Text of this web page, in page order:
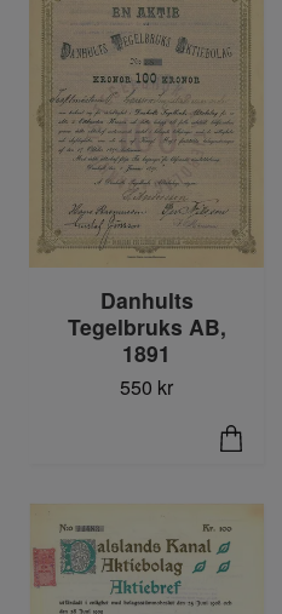
Danhults
Tegelbruks AB,
1891
550 kr